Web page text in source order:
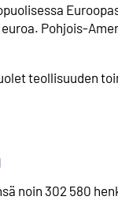
Pohjois-
teollisuuden
noin 302 580